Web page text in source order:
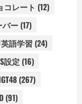
コレート (12)
バー (17)
語学習 (24)
設定 (16)
(267)
(91)